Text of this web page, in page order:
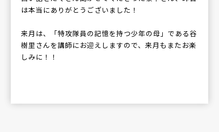
は本当にありがとうございました！
来月は、「特攻隊員の記憶を持つ少年の母」である谷
樹里さんを講師にお迎えしますので、来月もまたお楽
しみに！！